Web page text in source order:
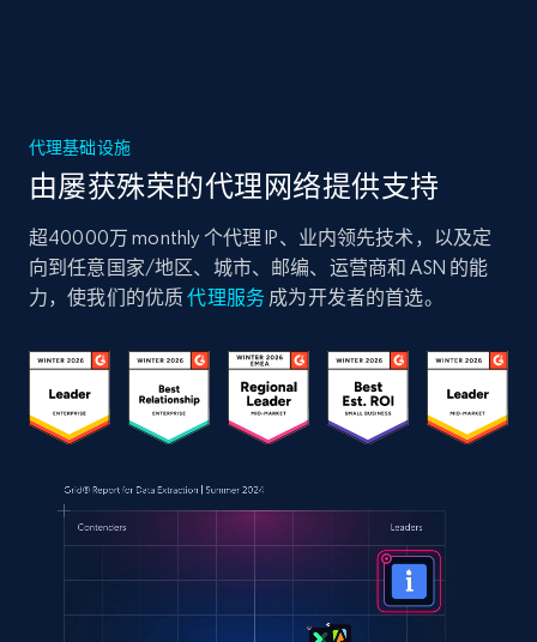
代理基础设施
由屡获殊荣的代理网络提供支持
超40000万 monthly 个代理 IP、业内领先技术，以及定
向到任意国家/地区、城市、邮编、运营商和 ASN 的能
力，使我们的优质代理服务 成为开发者的首选。